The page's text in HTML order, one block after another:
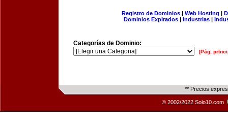
Registro de Dominios| Web Hosting |
Dominios Expirados | Industrias |
Categorías de Dominio:
[Pág.
** Precios
© 2002/2022 Solo10.com